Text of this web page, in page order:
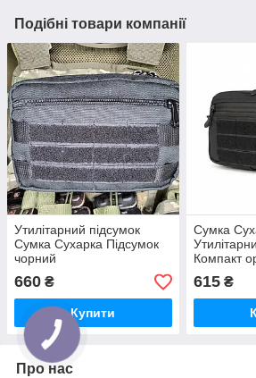
Подібні товари компанії
Утилітарний підсумок
Сумка Сухарка Підсумок
чорний
660 ₴
Купити
Сумка
Компакт
MARCK-
чи на
615₴
Про нас